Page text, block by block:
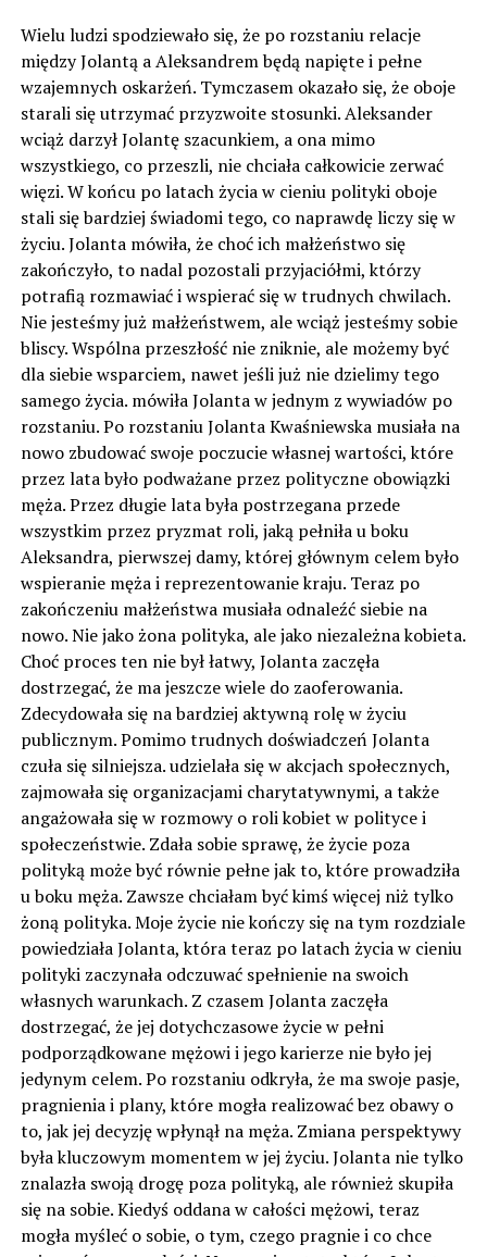
Wielu ludzi spodziewało się, że po rozstaniu relacje
między Jolantą a Aleksandrem będą napięte i pełne
wzajemnych oskarżeń. Tymczasem okazało się, że oboje
starali się utrzymać przyzwoite stosunki. Aleksander
wciąż darzył Jolantę szacunkiem, a ona mimo
wszystkiego, co przeszli, nie chciała całkowicie zerwać
więzi. W końcu po latach życia w cieniu polityki oboje
stali się bardziej świadomi tego, co naprawdę liczy się w
życiu. Jolanta mówiła, że choć ich małżeństwo się
zakończyło, to nadal pozostali przyjaciółmi, którzy
potrafią rozmawiać i wspierać się w trudnych chwilach.
Nie jesteśmy już małżeństwem, ale wciąż jesteśmy sobie
bliscy. Wspólna przeszłość nie zniknie, ale możemy być
dla siebie wsparciem, nawet jeśli już nie dzielimy tego
samego życia. mówiła Jolanta w jednym z wywiadów po
rozstaniu. Po rozstaniu Jolanta Kwaśniewska musiała na
nowo zbudować swoje poczucie własnej wartości, które
przez lata było podważane przez polityczne obowiązki
męża. Przez długie lata była postrzegana przede
wszystkim przez pryzmat roli, jaką pełniła u boku
Aleksandra, pierwszej damy, której głównym celem było
wspieranie męża i reprezentowanie kraju. Teraz po
zakończeniu małżeństwa musiała odnaleźć siebie na
nowo. Nie jako żona polityka, ale jako niezależna kobieta.
Choć proces ten nie był łatwy, Jolanta zaczęła
dostrzegać, że ma jeszcze wiele do zaoferowania.
Zdecydowała się na bardziej aktywną rolę w życiu
publicznym. Pomimo trudnych doświadczeń Jolanta
czuła się silniejsza. udzielała się w akcjach społecznych,
zajmowała się organizacjami charytatywnymi, a także
angażowała się w rozmowy o roli kobiet w polityce i
społeczeństwie. Zdała sobie sprawę, że życie poza
polityką może być równie pełne jak to, które prowadziła
u boku męża. Zawsze chciałam być kimś więcej niż tylko
żoną polityka. Moje życie nie kończy się na tym rozdziale
powiedziała Jolanta, która teraz po latach życia w cieniu
polityki zaczynała odczuwać spełnienie na swoich
własnych warunkach. Z czasem Jolanta zaczęła
dostrzegać, że jej dotychczasowe życie w pełni
podporządkowane mężowi i jego karierze nie było jej
jedynym celem. Po rozstaniu odkryła, że ma swoje pasje,
pragnienia i plany, które mogła realizować bez obawy o
to, jak jej decyzję wpłynął na męża. Zmiana perspektywy
była kluczowym momentem w jej życiu. Jolanta nie tylko
znalazła swoją drogę poza polityką, ale również skupiła
się na sobie. Kiedyś oddana w całości mężowi, teraz
mogła myśleć o sobie, o tym, czego pragnie i co chce